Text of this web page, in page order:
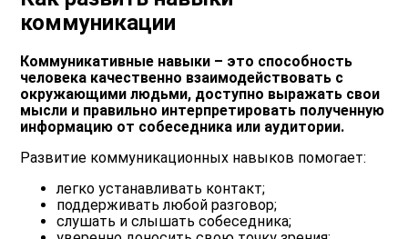
коммуникации
Коммуникативные навыки – это способность
человека качественно взаимодействовать с
окружающими людьми, доступно выражать свои
мысли и правильно интерпретировать полученную
информацию от собеседника или аудитории.
Развитие коммуникационных навыков помогает:
легко устанавливать контакт;
поддерживать любой разговор;
слушать и слышать собеседника;